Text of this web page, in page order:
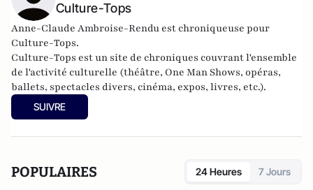
Culture-Tops
Anne-Claude Ambroise-Rendu est chroniqueuse pour
Culture-Tops.
Culture-Tops est un site de chroniques couvrant l'ensemble
de l'activité culturelle (théâtre, One Man Shows, opéras,
ballets, spectacles divers, cinéma, expos, livres, etc.).
SUIVRE
POPULAIRES 24 Heures 7 Jours